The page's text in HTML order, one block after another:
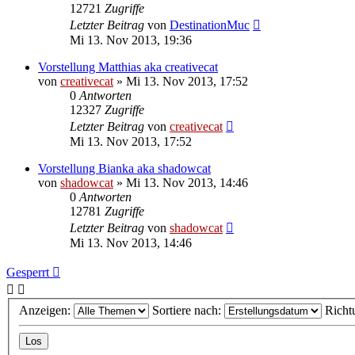
12721 Zugriffe
Letzter Beitrag von DestinationMuc
Mi 13. Nov 2013, 19:36
Vorstellung Matthias aka creativecat
von creativecat » Mi 13. Nov 2013, 17:52
0 Antworten
12327 Zugriffe
Letzter Beitrag von creativecat
Mi 13. Nov 2013, 17:52
Vorstellung Bianka aka shadowcat
von shadowcat » Mi 13. Nov 2013, 14:46
0 Antworten
12781 Zugriffe
Letzter Beitrag von shadowcat
Mi 13. Nov 2013, 14:46
Gesperrt
Anzeigen: Sortiere nach: